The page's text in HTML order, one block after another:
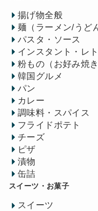
揚げ物全般
麺（ラーメン/うど
パスタ・ソース
インスタント・レ
粉もの（お好み焼き
韓国グルメ
パン
カレー
調味料・スパイス
フライドポテト
チーズ
ピザ
漬物
缶詰
スイーツ・お菓子
スイーツ